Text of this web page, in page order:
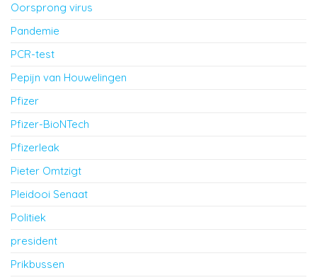
Oorsprong virus
Pandemie
PCR-test
Pepijn van Houwelingen
Pfizer
Pfizer-BioNTech
Pfizerleak
Pieter Omtzigt
Pleidooi Senaat
Politiek
president
Prikbussen